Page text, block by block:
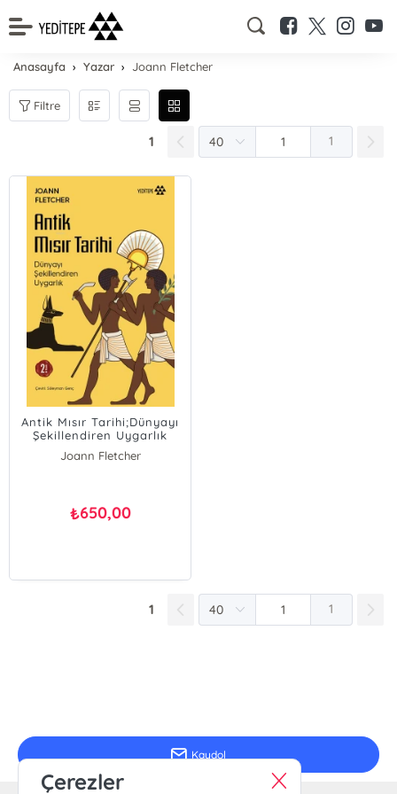
Anasayfa Yazar Joann Fletcher
Filtre
1 1
Antik Mısır Tarihi;Dünyayı
Şekillendiren Uygarlık
Joann Fletcher
₺650,00
1 1
Kaydol
Çerezler